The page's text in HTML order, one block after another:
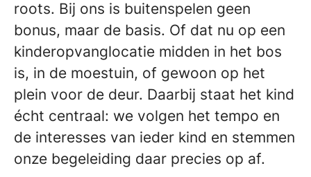
roots. Bij ons is buitenspelen geen
bonus, maar de basis. Of dat nu op een
kinderopvanglocatie midden in het bos
is, in de moestuin, of gewoon op het
plein voor de deur. Daarbij staat het kind
écht centraal: we volgen het tempo en
de interesses van ieder kind en stemmen
onze begeleiding daar precies op af.